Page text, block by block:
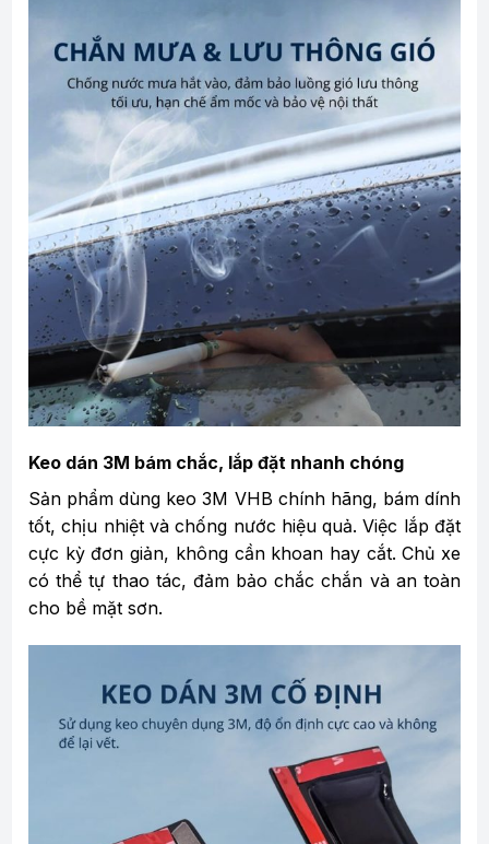
Keo dán 3M bám chắc, lắp đặt nhanh chóng
Sản phẩm dùng keo 3M VHB chính hãng, bám dính
tốt, chịu nhiệt và chống nước hiệu quả. Việc lắp đặt
cực kỳ đơn giản, không cần khoan hay cắt. Chủ xe
có thể tự thao tác, đảm bảo chắc chắn và an toàn
cho bề mặt sơn.